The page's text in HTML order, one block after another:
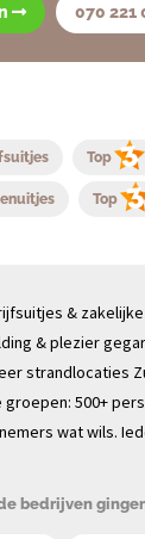
070 221
Top
Top
&
& plezier
strandlocaties
groepen: 500+
wat wils.
bedrijven